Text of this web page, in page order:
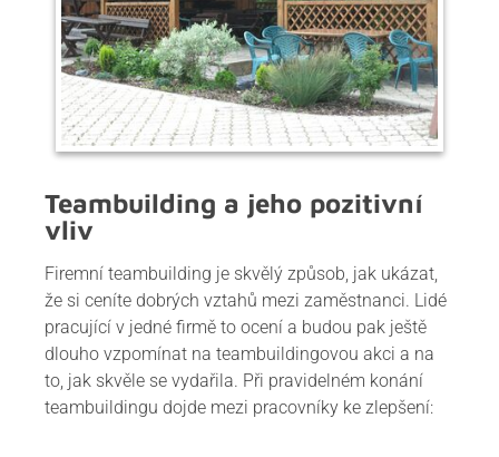
Teambuilding a jeho pozitivní
vliv
Firemní teambuilding je skvělý způsob, jak ukázat,
že si ceníte dobrých vztahů mezi zaměstnanci. Lidé
pracující v jedné firmě to ocení a budou pak ještě
dlouho vzpomínat na teambuildingovou akci a na
to, jak skvěle se vydařila. Při pravidelném konání
teambuildingu dojde mezi pracovníky ke zlepšení: